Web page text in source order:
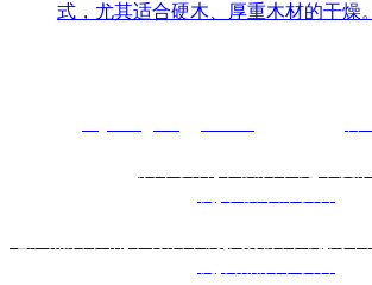
式，尤其适合硬木、厚重木材的干燥。